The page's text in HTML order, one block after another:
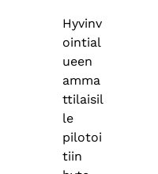
Hyvinv
ointial
ueen
amma
ttilaisil
le
pilotoi
tiin